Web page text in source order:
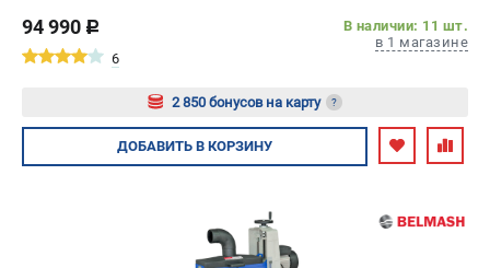
Сервисный центр
Гарантия
ИНФОРМАЦИЯ
94 990 c
В наличии: 11 шт.
в 1 магазине
6
2 850 бонусов на карту ?
Авторизуйтесь
ДОБАВИТЬ В КОРЗИНУ